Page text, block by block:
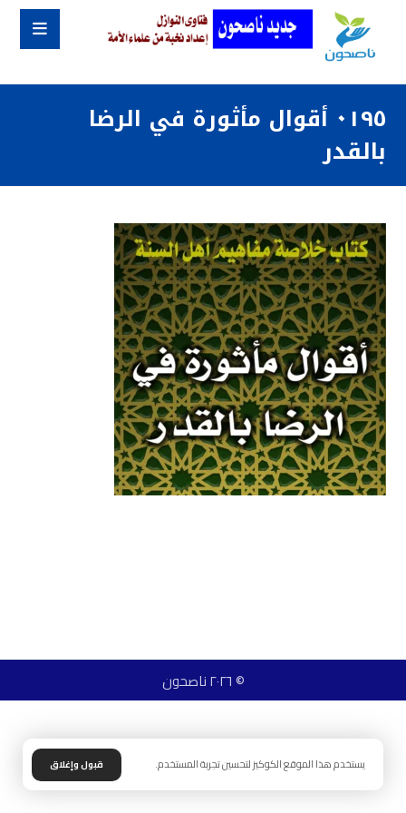
٠١٩٥ أقوال مأثورة في الرضا
بالقدر
© ٢٠٢٦ ناصحون
يستخدم هذا الموقع الكوكيز لتحسين تجربة المستخدم. قبول وإغلاق